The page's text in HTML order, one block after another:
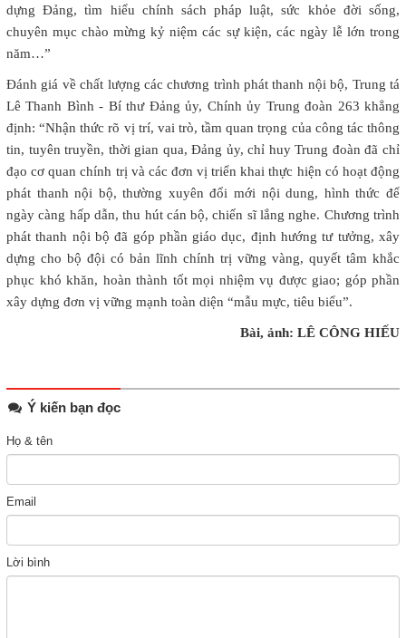
dựng Đảng, tìm hiểu chính sách pháp luật, sức khỏe đời sống,
chuyên mục chào mừng kỷ niệm các sự kiện, các ngày lễ lớn trong
năm…”
Đánh giá về chất lượng các chương trình phát thanh nội bộ, Trung tá
Lê Thanh Bình - Bí thư Đảng ủy, Chính ủy Trung đoàn 263 khẳng
định: “Nhận thức rõ vị trí, vai trò, tầm quan trọng của công tác thông
tin, tuyên truyền, thời gian qua, Đảng ủy, chỉ huy Trung đoàn đã chỉ
đạo cơ quan chính trị và các đơn vị triển khai thực hiện có hoạt động
phát thanh nội bộ, thường xuyên đổi mới nội dung, hình thức để
ngày càng hấp dẫn, thu hút cán bộ, chiến sĩ lắng nghe. Chương trình
phát thanh nội bộ đã góp phần giáo dục, định hướng tư tưởng, xây
dựng cho bộ đội có bản lĩnh chính trị vững vàng, quyết tâm khắc
phục khó khăn, hoàn thành tốt mọi nhiệm vụ được giao; góp phần
xây dựng đơn vị vững mạnh toàn diện “mẫu mực, tiêu biểu”.
Bài, ảnh: LÊ CÔNG HIẾU
Ý kiến bạn đọc
Họ & tên
Email
Lời bình